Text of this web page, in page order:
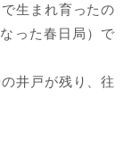
生まれ育ったの
った春日局）で
井戸が残り、往